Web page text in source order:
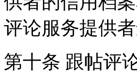
评论服务提供
第十条 跟帖评